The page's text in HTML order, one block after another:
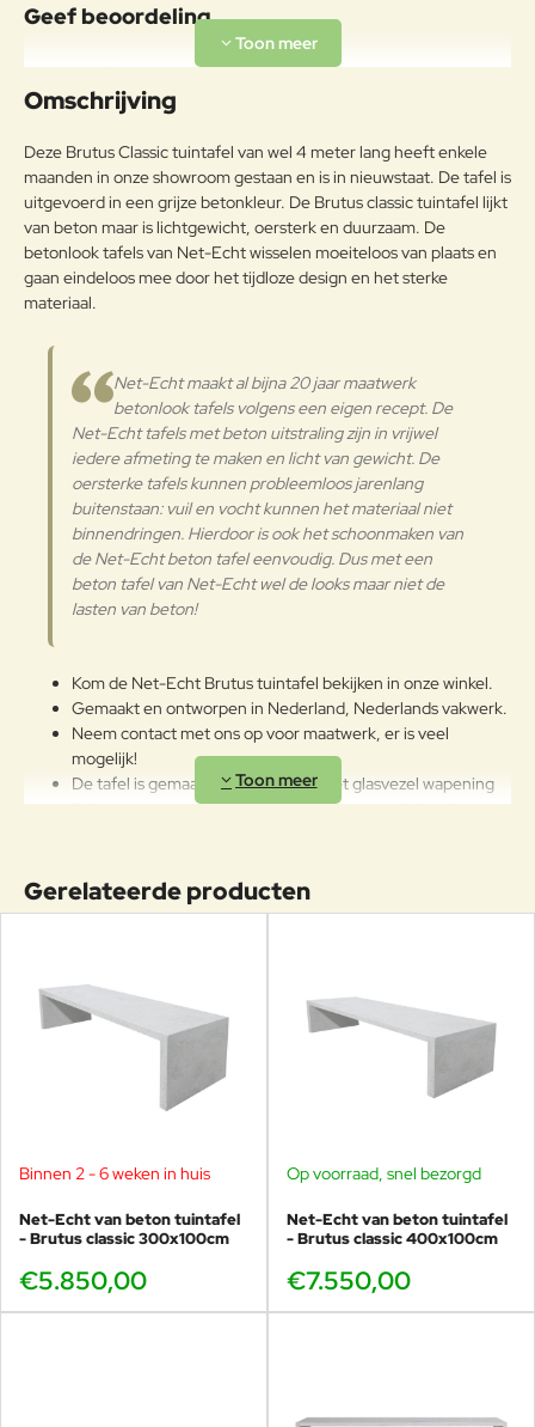
met ons op. Standaard beschikbaar
in 3 kleuren: Grey (betonkleur),
Sand en Rietgroen
Geef beoordeling
Uw naam:
g:
Note:HTML-code wordt niet vertaald!
Waarderin
Verder
Omschrijving
Deze Brutus Classic tuintafel van wel 4 meter lang heeft enkele
maanden in onze showroom gestaan en is in nieuwstaat. De tafel is
uitgevoerd in een grijze betonkleur. De Brutus classic tuintafel lijkt
van beton maar is lichtgewicht, oersterk en duurzaam. De
betonlook tafels van Net-Echt wisselen moeiteloos van plaats en
gaan eindeloos mee door het tijdloze design en het sterke
materiaal.
Net-Echt maakt al bijna 20 jaar maatwerk
betonlook tafels volgens een eigen recept. De
Net-Echt tafels met beton uitstraling zijn in vrijwel
iedere afmeting te maken en licht van gewicht. De
oersterke tafels kunnen probleemloos jarenlang
buitenstaan: vuil en vocht kunnen het materiaal niet
binnendringen. Hierdoor is ook het schoonmaken van
de Net-Echt beton tafel eenvoudig. Dus met een
beton tafel van Net-Echt wel de looks maar niet de
lasten van beton!
Kom de Net-Echt Brutus tuintafel bekijken in onze winkel.
Gemaakt en ontworpen in Nederland, Nederlands vakwerk.
Neem contact met ons op voor maatwerk, er is veel
mogelijk!
De tafel is gemaakt van polyester met glasvezel wapening
Polymeercomposiet in meerdere lagen met de hand
Onderhoudsarm en krasbestendig. Ideaal voor kleine
kinderen en/of pubers.
De Brutus classic is voorzien van 1cm dikke anti slib rubbers.
De poten zijn 10cm dik en het blad is 8cm dik.
De tafel is 77cm hoog, 100cm breed, 400cm lang.
Ook standaard beschikbaar als
maatwerk vele mogelijkheden.
Materialen van topkwaliteit, voor jarenlang intensief
Kom de zeer uitgebreide Brutus collectie
bekijken bij Veurst!
Gerelateerde producten
Binnen 2 - 6 weken in huis
Net-Echt van beton tuintafel
- Brutus classic 300x100cm
€5.850,00
Op voorraad, snel bezorgd
Net-Echt van beton tuintafel
- Brutus classic 400x100cm
€7.550,00